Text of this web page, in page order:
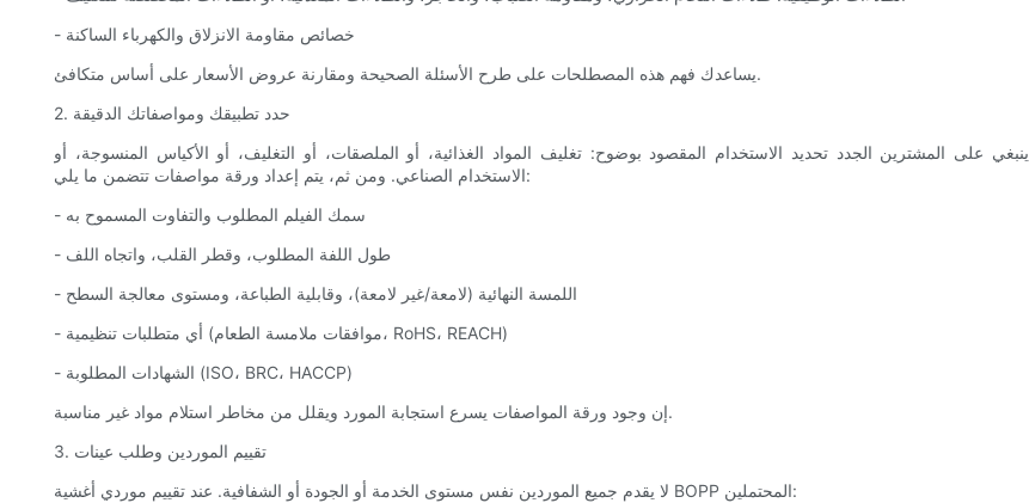
- خصائص مقاومة الانزلاق والكهرباء الساكنة
يساعدك فهم هذه المصطلحات على طرح الأسئلة الصحيحة ومقارنة عروض الأسعار على أساس متكافئ.
2. حدد تطبيقك ومواصفاتك الدقيقة
ينبغي على المشترين الجدد تحديد الاستخدام المقصود بوضوح: تغليف المواد الغذائية، أو الملصقات، أو التغليف، أو الأكياس المنسوجة، أو
الاستخدام الصناعي. ومن ثم، يتم إعداد ورقة مواصفات تتضمن ما يلي:
- سمك الفيلم المطلوب والتفاوت المسموح به
- طول اللفة المطلوب، وقطر القلب، واتجاه اللف
- اللمسة النهائية (لامعة/غير لامعة)، وقابلية الطباعة، ومستوى معالجة السطح
- أي متطلبات تنظيمية (موافقات ملامسة الطعام، RoHS، REACH)
- الشهادات المطلوبة (ISO، BRC، HACCP)
إن وجود ورقة المواصفات يسرع استجابة المورد ويقلل من مخاطر استلام مواد غير مناسبة.
3. تقييم الموردين وطلب عينات
لا يقدم جميع الموردين نفس مستوى الخدمة أو الجودة أو الشفافية. عند تقييم موردي أغشية BOPP المحتملين: